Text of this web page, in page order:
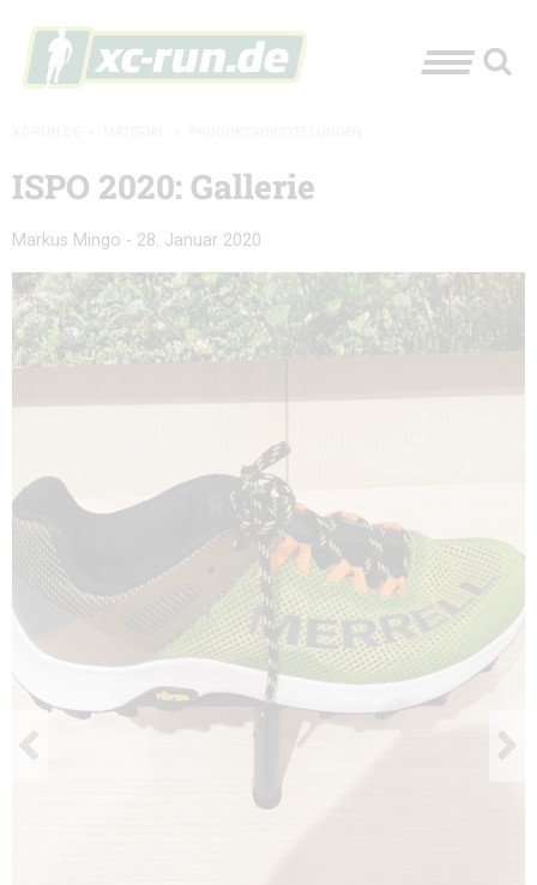
ISPO 2020: Gallerie
Markus Mingo - 28. Januar 2020